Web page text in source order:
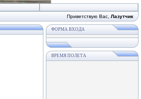
Приветствую Вас Лазутчик
ФОРМА ВХОДА
ВРЕМЯ ПОЛЕТА